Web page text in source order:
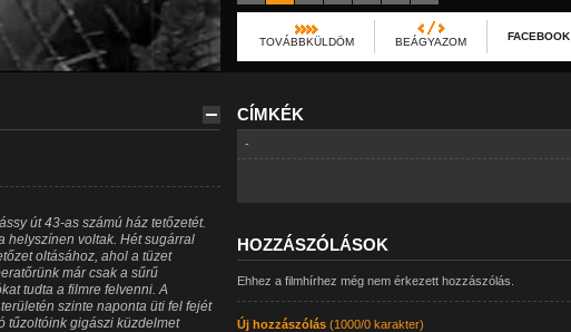
TOVÁBBKÜLDÖM BEÁGYAZOM FACEBOOK
út 43-as számú ház tetőzetét.
helyszínen voltak. Hét sugárral
oltásához, ahol a tüzet
már csak a sűrű
tudta a filmre felvenni. A
szinte naponta üti fel fejét
tűzoltóink gigászi küzdelmet
CÍMKÉK
-
HOZZÁSZÓLÁSOK
Ehhez a filmhírhez még nem érkezett hozzászólás.
Új hozzászólás(1000/0 karakter)